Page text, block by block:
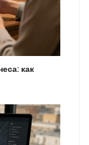
как